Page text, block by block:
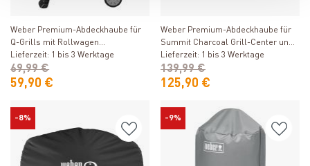
Produkt ansehen
Weber Premium-Abdeckhaube für
Q-Grills mit Rollwagen
100/1000/200/2000
Lieferzeit: 1 bis 3 Werktage
59,90 €
69,99 €
Weber Premium-Abdeckhaube für
Summit Charcoal Grill-Center und
Summit Kamado S6
Lieferzeit: 1 bis 3 Werktage
125,90 €
139,99 €
-8% -9%